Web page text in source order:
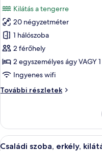
child)
további
részletei
összes
képének
megtekintése:
Szoba
kétszemélyes
vagy
külön
kilátással
a
Kilátás a tengerre
20 négyzetméter
1 hálószoba
2 férőhely
2 egyszemélyes ágy VAGY
Ingyenes wifi
További részletek
Szoba
külön
ággyal,
erkély,
A 7
Családi szoba, erkély,